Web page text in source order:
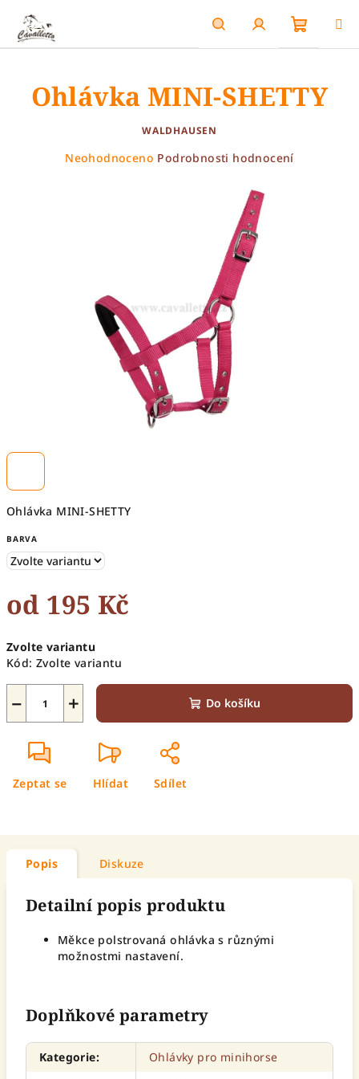
obsah
HledatPřihlášení
košík
Ohlávka MINI-SHETTY
BARVA
od 195 Kč
cena:
Zvolte variantu
Kód: Zvolte variantu
+
− Do košíku
Zeptat se Hlídat Sdílet
Ohlávka MINI-SHETTY
WALDHAUSEN
Průměrné
Neohodnoceno Podrobnosti hodnocení
Popis Diskuze
Detailní popis produktu
Měkce polstrovaná ohlávka s různými
možnostmi nastavení.
Doplňkové parametry
Kategorie:
Ohlávky pro minihorse